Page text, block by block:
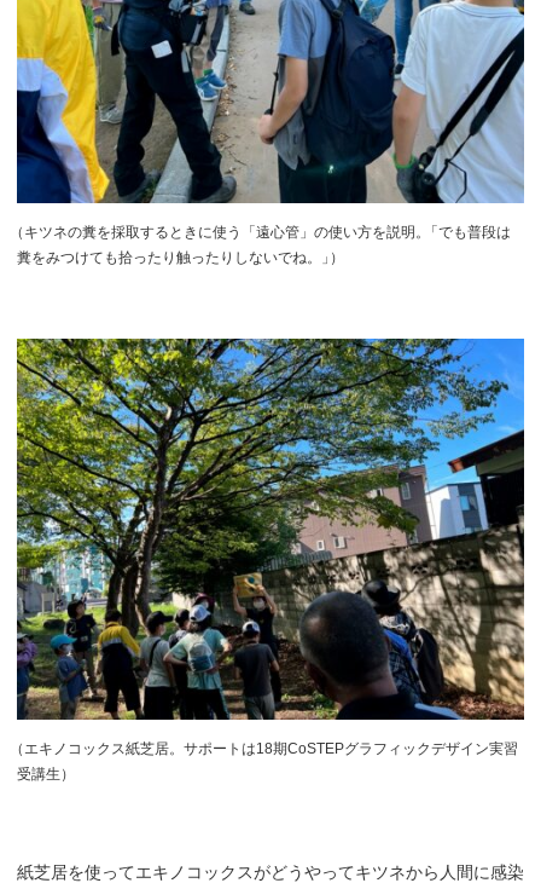
（ キツネの糞を採取するときに使う「遠心管」の使い方を説明 。
「でも普段は
糞をみつけても拾ったり触ったりしないでね。
」 ）
（ エキノコックス紙芝居。サポートは18期CoSTEPグラフィックデザイン実習
受講生）
紙芝居を使ってエキノコックスがどうやってキツネから人間に感染